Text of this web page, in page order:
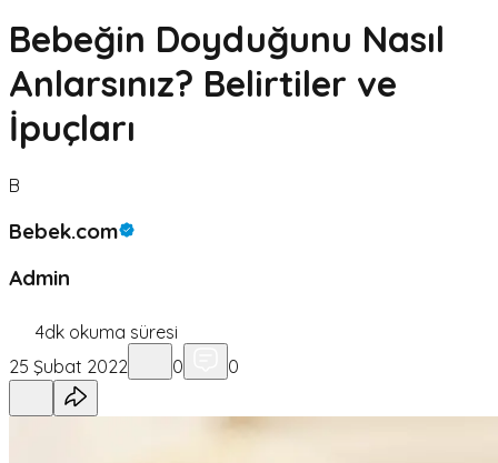
Bebeğin Doyduğunu Nasıl
Anlarsınız? Belirtiler ve
İpuçları
B
Bebek.com
Admin
4dk okuma süresi
25 Şubat 2022
0 0